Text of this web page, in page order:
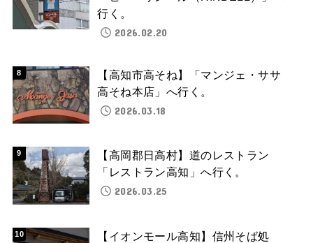
行く。
2026.02.20
【高知市高そね】「マンジェ・ササ
高そね本店」へ行く。
2026.03.18
【高岡郡日高村】道のレストラン
「レストラン高知」へ行く。
2026.03.25
【イオンモール高知】信州そば処